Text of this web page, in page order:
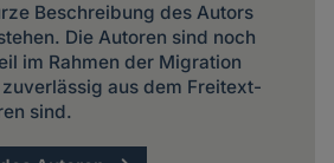
Beschreibung des Autors
Die Autoren sind noch
im Rahmen der Migration
aus dem Freitext-
sind.